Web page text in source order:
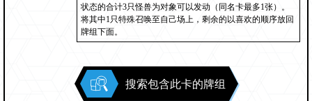
状态的合计3只怪兽为对象可以发动（同名卡最多1张）。
将其中1只特殊召唤至自己场上，剩余的以喜欢的顺序放回
牌组下面。
搜索包含此卡的牌组